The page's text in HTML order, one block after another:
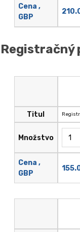
Cena ,
GBP
Registračný
Titul
Množstvo
Cena ,
GBP